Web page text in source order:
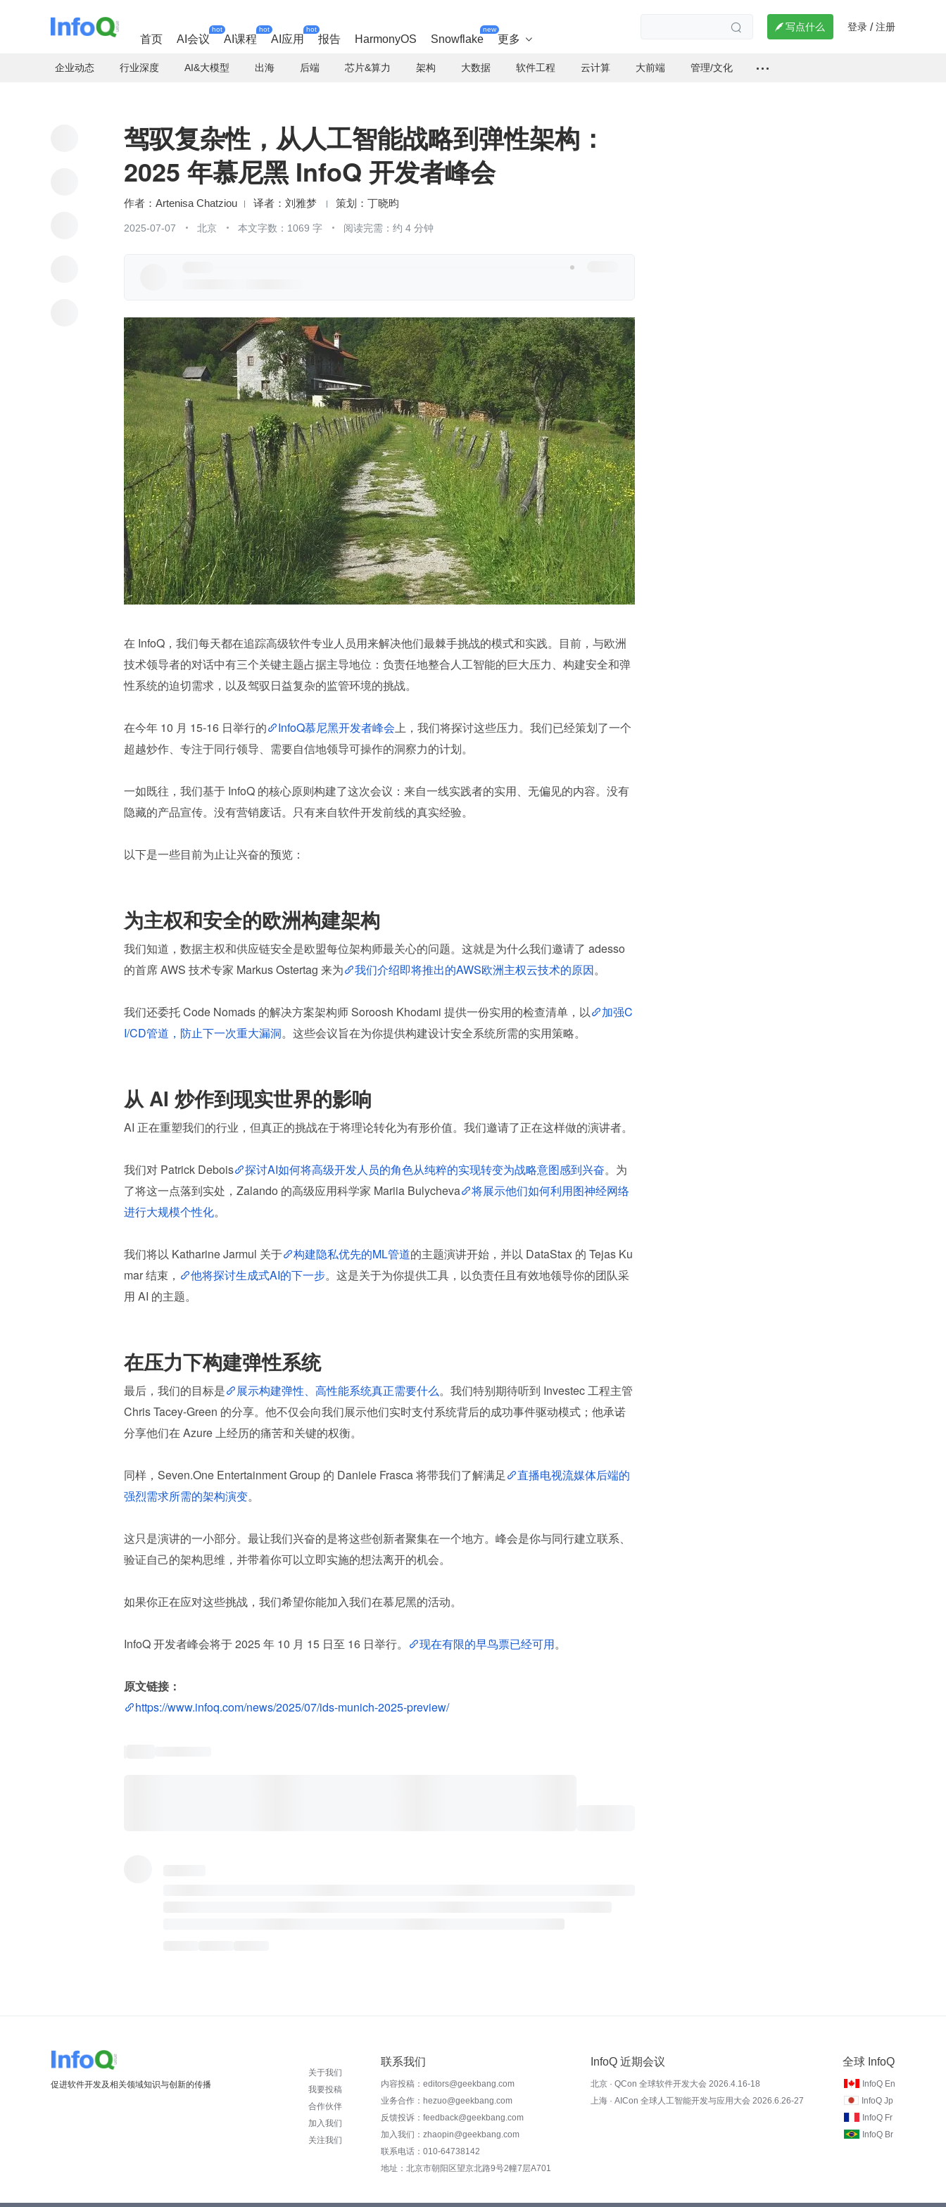
首页 AI会议
hot
AI课程
hot
AI应用
hot
报告 HarmonyOS Snowflake
new
更多 
  写点什么 登录 / 注册
企业动态 行业深度 AI&大模型 出海 后端 芯片&算力 架构 大数据 软件工程 云计算 大前端 管理/文化
驾驭复杂性，从人工智能战略到弹性架构：
2025 年慕尼黑 InfoQ 开发者峰会
作者：Artenisa Chatziou 刘雅梦 丁晓昀
2025-07-07 北京 本文字数：1069 字 阅读完需：约 4 分钟
在 InfoQ，我们每天都在追踪高级软件专业人员用来解决他们最棘手挑战的模式和实践。目前，与欧洲
技术领导者的对话中有三个关键主题占据主导地位：负责任地整合人工智能的巨大压力、构建安全和弹
性系统的迫切需求，以及驾驭日益复杂的监管环境的挑战。
在今年 10 月 15-16 日举行的 InfoQ慕尼黑开发者峰会上，我们将探讨这些压力。我们已经策划了一个
超越炒作、专注于同行领导、需要自信地领导可操作的洞察力的计划。
一如既往，我们基于 InfoQ 的核心原则构建了这次会议：来自一线实践者的实用、无偏见的内容。没有
隐藏的产品宣传。没有营销废话。只有来自软件开发前线的真实经验。
以下是一些目前为止让兴奋的预览：
为主权和安全的欧洲构建架构
我们知道，数据主权和供应链安全是欧盟每位架构师最关心的问题。这就是为什么我们邀请了 adesso
的首席 AWS 技术专家 Markus Ostertag 来为
我们介绍即将推出的AWS欧洲主权云技术的原因。
我们还委托 Code Nomads 的解决方案架构师 Soroosh Khodami 提供一份实用的检查清单，以
加强C
I/CD管道，防止下一次重大漏洞。这些会议旨在为你提供构建设计安全系统所需的实用策略。
从 AI 炒作到现实世界的影响
AI 正在重塑我们的行业，但真正的挑战在于将理论转化为有形价值。我们邀请了正在这样做的演讲者。
我们对 Patrick Debois 探讨AI如何将高级开发人员的角色从纯粹的实现转变为战略意图感到兴奋。为
了将这一点落到实处，Zalando 的高级应用科学家 Mariia Bulycheva
将展示他们如何利用图神经网络
进行大规模个性化。
我们将以 Katharine Jarmul 关于 构建隐私优先的ML管道的主题演讲开始，并以 DataStax 的 Tejas Ku
mar 结束，
他将探讨生成式AI的下一步。这是关于为你提供工具，以负责任且有效地领导你的团队采
用 AI 的主题。
在压力下构建弹性系统
最后，我们的目标是 展示构建弹性、高性能系统真正需要什么。我们特别期待听到 Investec 工程主管
Chris Tacey-Green 的分享。他不仅会向我们展示他们实时支付系统背后的成功事件驱动模式；他承诺
分享他们在 Azure 上经历的痛苦和关键的权衡。
同样，Seven.One Entertainment Group 的 Daniele Frasca 将带我们了解满足
直播电视流媒体后端的
强烈需求所需的架构演变。
这只是演讲的一小部分。最让我们兴奋的是将这些创新者聚集在一个地方。峰会是你与同行建立联系、
验证自己的架构思维，并带着你可以立即实施的想法离开的机会。
如果你正在应对这些挑战，我们希望你能加入我们在慕尼黑的活动。
InfoQ 开发者峰会将于 2025 年 10 月 15 日至 16 日举行。 现在有限的早鸟票已经可用。
原文链接：
https://www.infoq.com/news/2025/07/ids-munich-2025-preview/
促进软件开发及相关领域知识与创新的传播
关于我们
我要投稿
合作伙伴
加入我们
关注我们
联系我们
内容投稿：editors@geekbang.com
业务合作：hezuo@geekbang.com
反馈投诉：feedback@geekbang.com
加入我们：zhaopin@geekbang.com
联系电话：010-64738142
地址：北京市朝阳区望京北路9号2幢7层A701
InfoQ 近期会议
北京 · QCon 全球软件开发大会 2026.4.16-18
上海 · AICon 全球人工智能开发与应用大会 2026.6.26-27
全球 InfoQ
InfoQ En
InfoQ Jp
InfoQ Fr
InfoQ Br